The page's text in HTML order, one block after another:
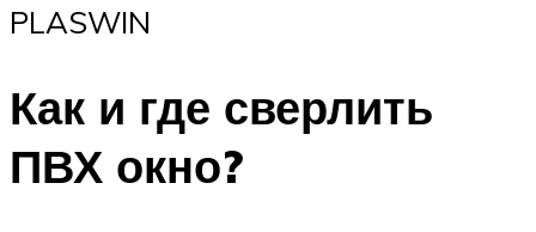
PLASWIN
Как и где сверлить
ПВХ окно?